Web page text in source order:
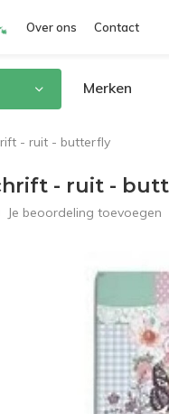
Over ons Contact
Merken
- ruit - butterfly
- ruit -
Je beoordeling toevoegen